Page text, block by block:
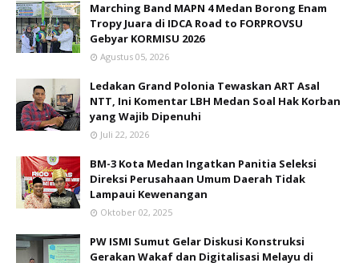
Marching Band MAPN 4 Medan Borong Enam
Tropy Juara di IDCA Road to FORPROVSU
Gebyar KORMISU 2026
Agustus 05, 2026
Ledakan Grand Polonia Tewaskan ART Asal
NTT, Ini Komentar LBH Medan Soal Hak Korban
yang Wajib Dipenuhi
Juli 22, 2026
BM-3 Kota Medan Ingatkan Panitia Seleksi
Direksi Perusahaan Umum Daerah Tidak
Lampaui Kewenangan
Oktober 02, 2025
PW ISMI Sumut Gelar Diskusi Konstruksi
Gerakan Wakaf dan Digitalisasi Melayu di